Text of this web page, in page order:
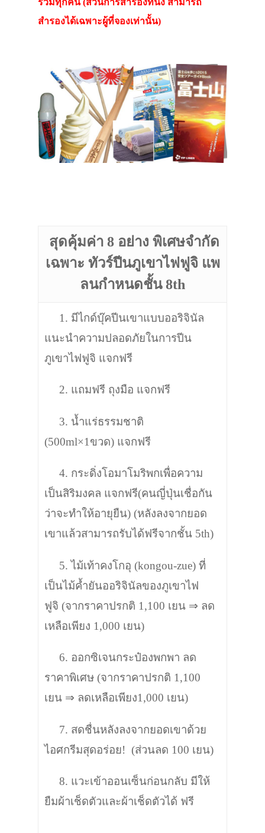
สำรองได้เฉพาะผู้ที่จองเท่านั้น)
สุดคุ้มค่า 8 อย่าง พิเศษจำกัด
เฉพาะ ทัวร์ปีนภูเขาไฟฟูจิ แพ
ลนกำหนดชั้น 8th
1. มีไกด์บุ๊คปีนเขาแบบออริจินัล
แนะนำความปลอดภัยในการปีน
ภูเขาไฟฟูจิ แจกฟรี
2. แถมฟรี ถุงมือ แจกฟรี
3. น้ำแร่ธรรมชาติ
(500ml×1ขวด) แจกฟรี
4. กระดิ่งโอมาโมริพกเพื่อความ
เป็นสิริมงคล แจกฟรี(คนญี่ปุ่นเชื่อกัน
ว่าจะทำให้อายุยืน) (หลังลงจากยอด
เขาแล้วสามารถรับได้ฟรีจากชั้น 5th)
5. ไม้เท้าคงโกอุ (kongou-zue) ที่
เป็นไม้ค้ำยันออริจินัลของภูเขาไฟ
ฟูจิ (จากราคาปรกติ 1,100 เยน ⇒ ลด
เหลือเพียง 1,000 เยน)
6. ออกซิเจนกระป๋องพกพา ลด
ราคาพิเศษ (จากราคาปรกติ 1,100
เยน ⇒ ลดเหลือเพียง1,000 เยน)
7. สดชื่นหลังลงจากยอดเขาด้วย
ไอศกรีมสุดอร่อย! (ส่วนลด 100 เยน)
8. แวะเข้าออนเซ็นก่อนกลับ มีให้
ยืมผ้าเช็ดตัวและผ้าเช็ดตัวได้ ฟรี